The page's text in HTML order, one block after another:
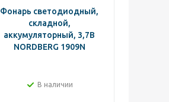
Фонарь светодиодный,
складной,
аккумуляторный, 3,7В
NORDBERG 1909N
В наличии